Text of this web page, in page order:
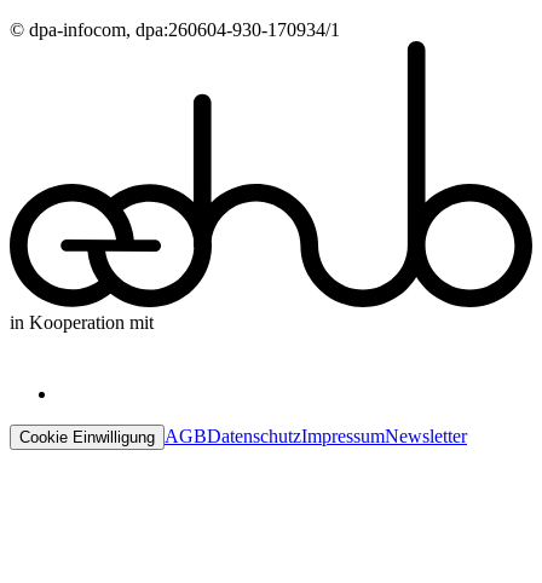
© dpa-infocom, dpa:260604-930-170934/1
in Kooperation mit
Cookie Einwilligung AGBDatenschutzImpressumNewsletter